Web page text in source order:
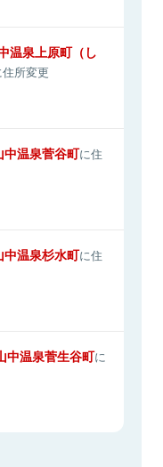
温泉上原町（し
住所変更
中温泉菅谷町に住
中温泉杉水町に住
中温泉菅生谷町に